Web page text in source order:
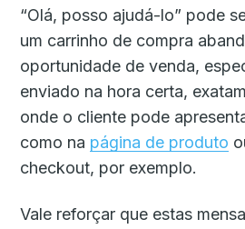
“Olá, posso ajudá-lo” pode
um carrinho de compra
oportunidade de venda,
enviado na hora certa,
onde o cliente pode
como na página de produto
checkout, por exemplo.
Vale reforçar que estas